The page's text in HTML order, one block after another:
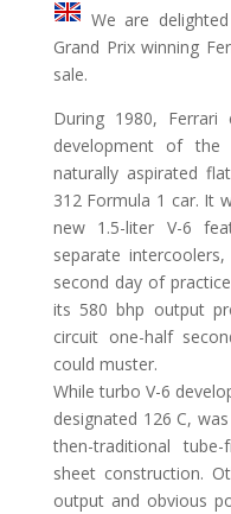
We are
Grand Prix winning
sale.
During 1980,
development of the
naturally aspirated
312 Formula 1 car. It
new 1.5-liter V-6
separate
second day of
its 580 bhp output
circuit one-half
could muster.
While turbo V-6
designated 126 C,
then-traditional
sheet construction.
output and obvious